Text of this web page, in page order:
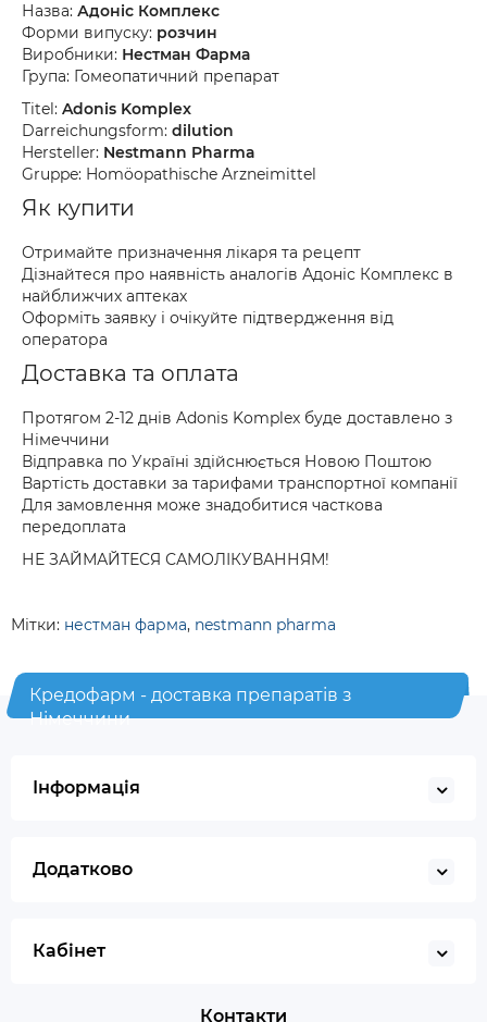
Назва: Адоніс Комплекс
Форми випуску: розчин
Виробники: Нестман Фарма
Група: Гомеопатичний препарат
Titel: Adonis Komplex
Darreichungsform: dilution
Hersteller: Nestmann Pharma
Gruppe: Homöopathische Arzneimittel
Як купити
Отримайте призначення лікаря та рецепт
Дізнайтеся про наявність аналогів Адоніс Комплекс в
найближчих аптеках
Оформіть заявку і очікуйте підтвердження від
оператора
Доставка та оплата
Протягом 2-12 днів Adonis Komplex буде доставлено з
Німеччини
Відправка по Україні здійснюється Новою Поштою
Вартість доставки за тарифами транспортної компанії
Для замовлення може знадобитися часткова
передоплата
НЕ ЗАЙМАЙТЕСЯ САМОЛІКУВАННЯМ!
Мітки: нестман фарма, nestmann pharma
Кредофарм - доставка препаратів з
Німеччини
Інформація
Додатково
Кабінет
Контакти